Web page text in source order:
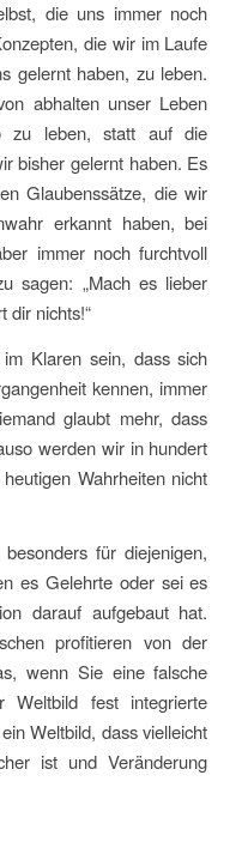
die uns immer noch
die wir im Laufe
gelernt haben, zu leben.
abhalten unser Leben
zu leben, statt auf die
bisher gelernt haben. Es
Glaubenssätze, die wir
erkannt haben, bei
immer noch furchtvoll
sagen: „Mach es lieber
dir nichts!“
Klaren sein, dass sich
kennen, immer
glaubt mehr, dass
werden wir in hundert
Wahrheiten nicht
für diejenigen,
es Gelehrte oder sei es
darauf aufgebaut hat.
profitieren von der
wenn Sie eine falsche
fest integrierte
Weltbild, dass vielleicht
ist und Veränderung